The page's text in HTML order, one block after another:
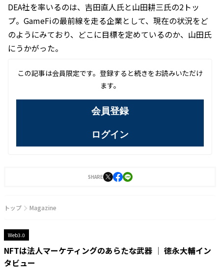
DEA社を率いるのは、吉田直人氏と山田耕三氏の2トッ
プ。GameFiの最前線を走る企業として、現在の状況をど
のようにみており、どこに目標を定めているのか、山田氏
にうかがった。
この記事は会員限定です。登録すると続きをお読みいただけ
ます。
会員登録
ログイン
SHARE
トップ Magazine
Web3.0
NFTは法人マーケティングのあらたな武器 │ 徳永大輔イン
タビュー